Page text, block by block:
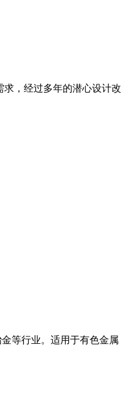
，经过多年的潜心设计改
等行业。适用于有色金属